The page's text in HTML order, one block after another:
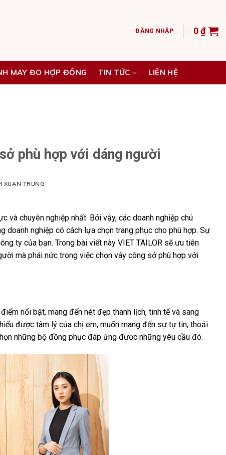
ĐĂNG NHẬP 0₫
MAY ĐO HỢP ĐỒNG TIN TỨC LIÊN HỆ
phù hợp với dáng người
XUAN TRUNG
chuyên nghiệp nhất. Bởi vậy, các doanh nghiệp chú
doanh nghiệp có cách lựa chọn trang phục cho phù hợp. Sự
ty của bạn. Trong bài viết này VIET TAILOR sẽ ưu tiên
mà phái nức trong việc chọn váy công sở phù hợp với
nổi bật, mang đến nét đẹp thanh lịch, tinh tế và sang
được tâm lý của chị em, muốn mang đến sự tự tin, thoải
những bộ đồng phục đáp ứng được những yêu cầu đó.